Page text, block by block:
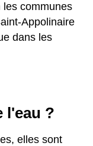
les communes
Appolinaire
dans les
l'eau ?
elles sont